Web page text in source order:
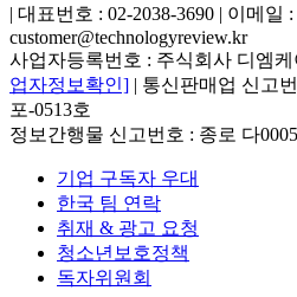
| 대표번호 : 02-2038-3690 | 이메일 :
customer@technologyreview.kr
사업자등록번호 : 주식회사 디엠케
업자정보확인] | 통신판매업 신고
포-0513호
정보간행물 신고번호 : 종로 다
기업 구독자 우대
한국 팀 연락
취재 & 광고 요청
청소년보호정책
독자위원회